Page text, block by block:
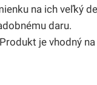
na ich veľký
daru.
je vhodný